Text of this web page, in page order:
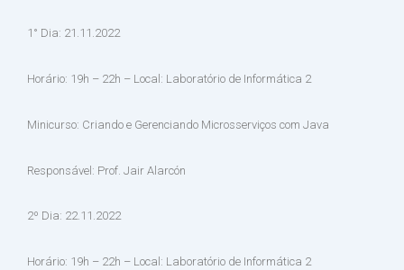
1° Dia: 21.11.2022
Horário: 19h – 22h – Local: Laboratório de Informática 2
Minicurso: Criando e Gerenciando Microsserviços com Java
Responsável: Prof. Jair Alarcón
2º Dia: 22.11.2022
Horário: 19h – 22h – Local: Laboratório de Informática 2